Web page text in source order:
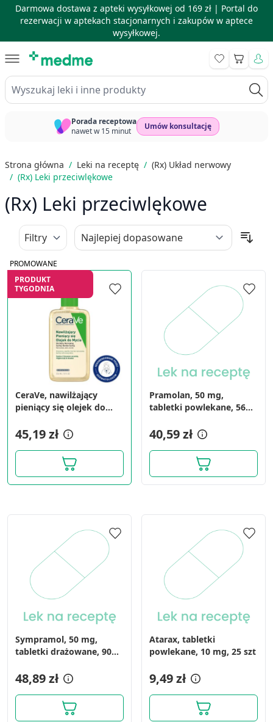
Darmowa dostawa z apteki wysyłkowej od 169 zł | Portal do
rezerwacji w aptekach stacjonarnych i zakupów w aptece
wysyłkowej.
Wyszukaj leki i inne produkty
Koszyk
Porada receptowa
nawet w 15 minut
Umów konsultację
Strona główna / Leki na receptę / (Rx) Układ nerwowy
/ (Rx) Leki przeciwlękowe
(Rx) Leki przeciwlękowe
Filtry
PROMOWANE
PRODUKT
TYGODNIA
CeraVe, nawilżający
pieniący się olejek do
45,19 zł
Pramolan, 50 mg,
tabletki powlekane, 56
40,59 zł
Sympramol, 50 mg,
tabletki drażowane, 90
48,89 zł
Atarax, tabletki
powlekane, 10 mg, 25 szt
9,49 zł